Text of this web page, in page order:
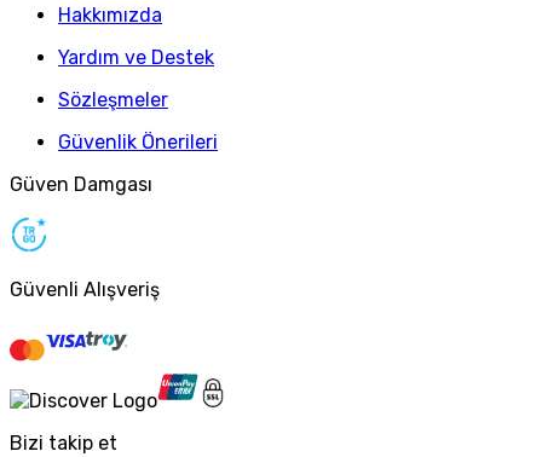
Hakkımızda
Yardım ve Destek
Sözleşmeler
Güvenlik Önerileri
Güven Damgası
Güvenli Alışveriş
Bizi takip et